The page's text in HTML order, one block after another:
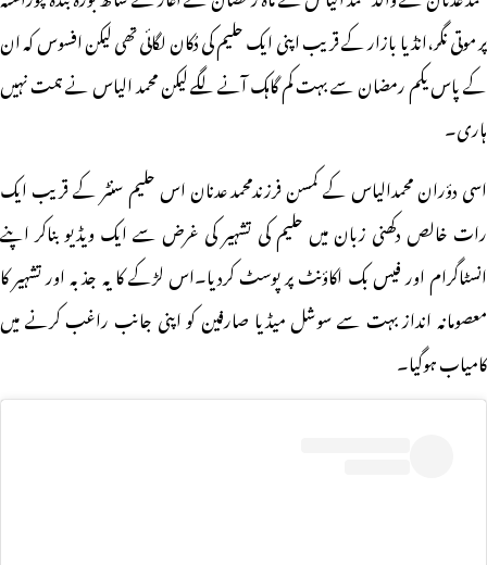
پر موتی نگر،انڈیا بازار کے قریب اپنی ایک حلیم کی دُکان لگائی تھی لیکن افسوس کہ ان
کے پاس یکم رمضان سے بہت کم گاہک آنے لگے لیکن محمد الیاس نے ہمت نہیں
ہاری۔
اسی دؤران محمدالیاس کے کمسن فرزندمحمد عدنان اس حلیم سنٹر کے قریب ایک
رات خالص دکھنی زبان میں حلیم کی تشہیر کی غرض سے ایک ویڈیو بناکر اپنے
انسٹاگرام اور فیس بک اکاؤنٹ پر پوسٹ کردیا۔اس لڑکے کا یہ جذبہ اور تشہیر کا
معصومانہ انداز بہت سے سوشل میڈیا صارفین کو اپنی جانب راغب کرنے میں
کامیاب ہوگیا۔